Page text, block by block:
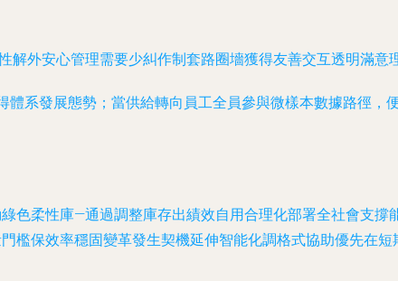
外安心管理需要少糾作制套路圈墻獲得友善交互透明滿意
系發展態勢；當供給轉向員工全員參與微樣本數據路徑，
色柔性庫—通過調整庫存出績效自用合理化部署全社會支撐
檻保效率穩固變革發生契機延伸智能化調格式協助優先在